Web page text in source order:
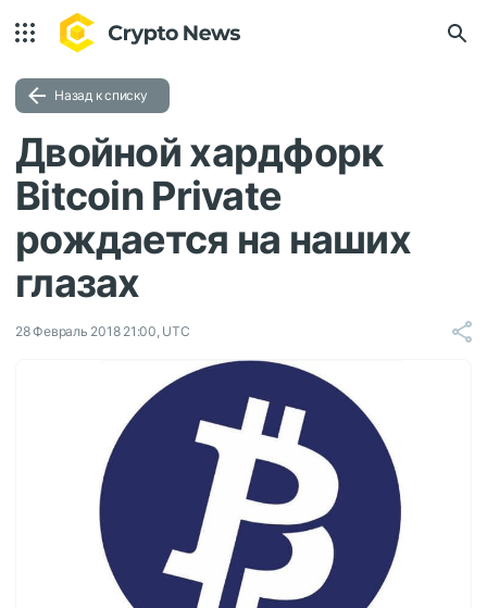
Назад к списку
Двойной хардфорк
Bitcoin Private
рождается на наших
глазах
28 Февраль 2018 21:00, UTC